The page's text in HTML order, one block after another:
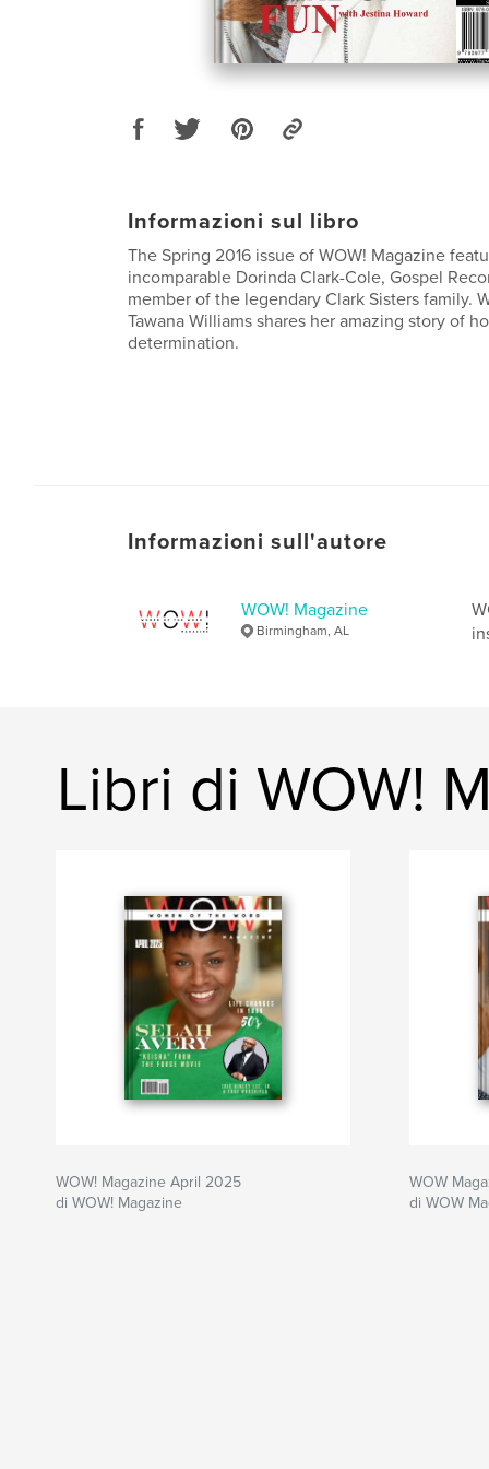
Informazioni sul libro
The Spring 2016 issue of WOW! Magazine
incomparable Dorinda Clark-Cole, Gospel
member of the legendary Clark Sisters family.
Tawana Williams shares her amazing story of
determination.
Informazioni sull'autore
WOW! Magazine
Birmingham, AL
Libri di WOW!
WOW! Magazine April 2025
di WOW! Magazine
WOW
di WOW